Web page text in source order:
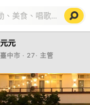
元元
臺中市 ‧ 27‧ 主管